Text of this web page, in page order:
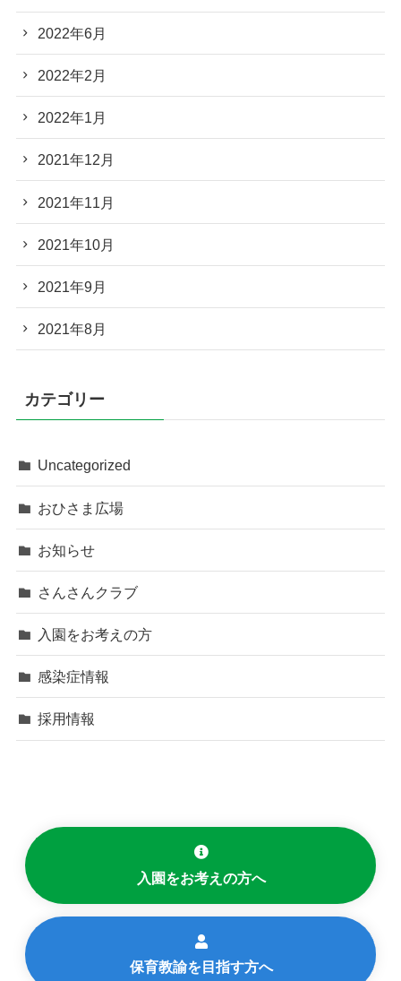
2022年6月
2022年2月
2022年1月
2021年12月
2021年11月
2021年10月
2021年9月
2021年8月
カテゴリー
Uncategorized
おひさま広場
お知らせ
さんさんクラブ
入園をお考えの方
感染症情報
採用情報
入園をお考えの方へ
保育教諭を目指す方へ